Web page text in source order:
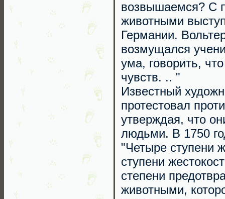
возвышаемся? С
животными
Германии.
возмущался
ума, говорить,
чувств. .. "
Известный
протестовал
утверждая, что
людьми. В 1750
"Четыре ступени
ступени
степени
животными,